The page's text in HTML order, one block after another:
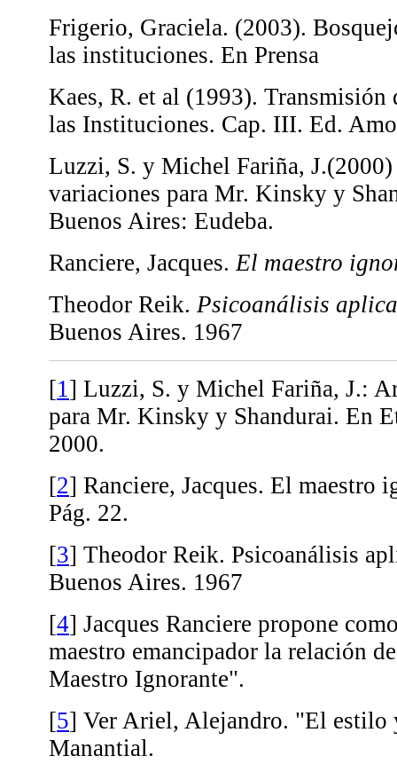
Frigerio, Graciela. (2003).
las instituciones. En Prensa
Kaes, R. et al (1993). Transmisión
las Instituciones. Cap. III. Ed.
Luzzi, S. y Michel Fariña,
variaciones para Mr. Kinsky y
Buenos Aires: Eudeba.
Ranciere, Jacques. El maestro
Theodor Reik. Psicoanálisis
Buenos Aires. 1967
[1 ] Luzzi, S. y Michel Fariña, J.:
para Mr. Kinsky y Shandurai. En
2000.
[2] Ranciere, Jacques. El maestro
Pág. 22.
[3] Theodor Reik. Psicoanálisis
Buenos Aires. 1967
[4] Jacques Ranciere propone
maestro emancipador la relación
Maestro Ignorante".
[5] Ver Ariel, Alejandro. "El
Manantial.